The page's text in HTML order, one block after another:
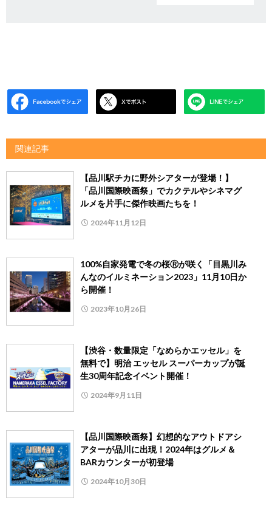
関連記事
【品川駅チカに野外シアターが登場！】
「品川国際映画祭」でカクテルやシネマグ
ルメを片手に傑作映画たちを！
2024年11月12日
100%自家発電で冬の桜Ⓡが咲く「目黒川み
んなのイルミネーション2023」11月10日か
ら開催！
2023年10月26日
【渋谷・数量限定「なめらかエッセル」を
無料で】明治 エッセル スーパーカップが誕
生30周年記念イベント開催！
2024年9月11日
【品川国際映画祭】幻想的なアウトドアシ
アターが品川に出現！2024年はグルメ＆
BARカウンターが初登場
2024年10月30日